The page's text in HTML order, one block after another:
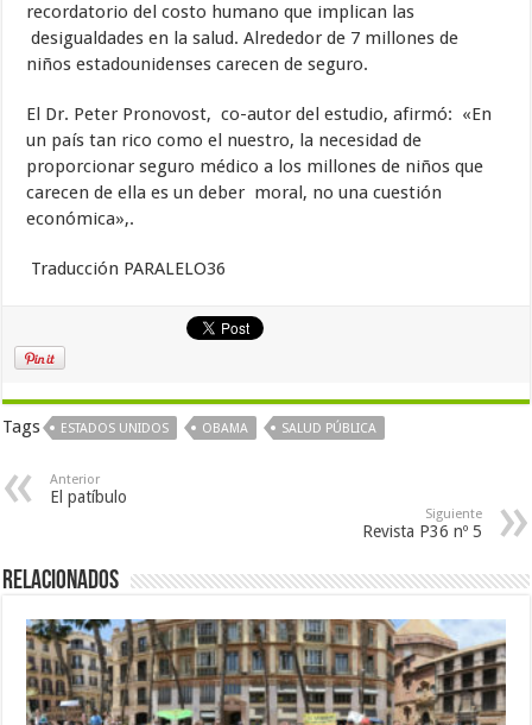
recordatorio del costo humano que implican las
desigualdades en la salud. Alrededor de 7 millones de
niños estadounidenses carecen de seguro.
El Dr. Peter Pronovost, co-autor del estudio, afirmó: «En
un país tan rico como el nuestro, la necesidad de
proporcionar seguro médico a los millones de niños que
carecen de ella es un deber moral, no una cuestión
económica»,.
Traducción PARALELO36
Tags ESTADOS UNIDOS OBAMA SALUD PÚBLICA
Anterior
El patíbulo
Siguiente
Revista P36 nº 5
Relacionados